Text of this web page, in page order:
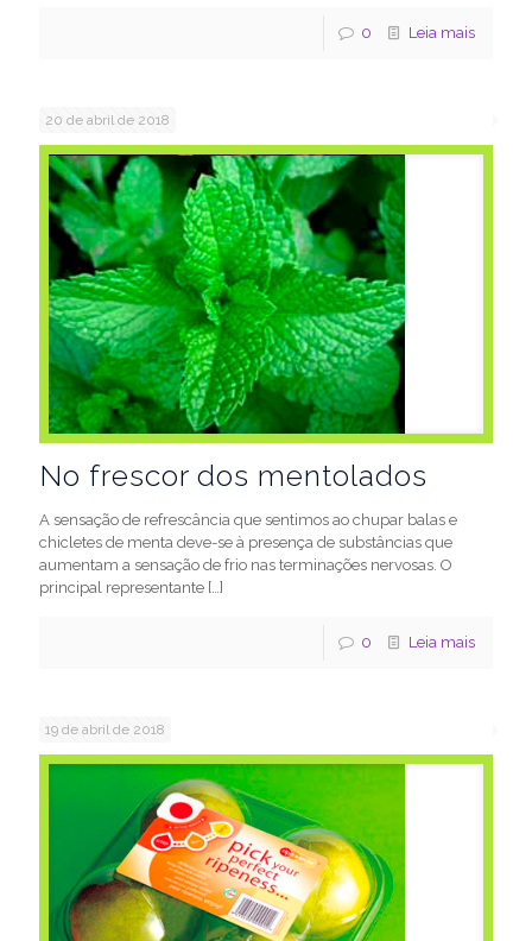
0 Leia mais
20 de abril de 2018
No frescor dos mentolados
A sensação de refrescância que sentimos ao chupar balas e
chicletes de menta deve-se à presença de substâncias que
aumentam a sensação de frio nas terminações nervosas. O
principal representante […]
0 Leia mais
19 de abril de 2018